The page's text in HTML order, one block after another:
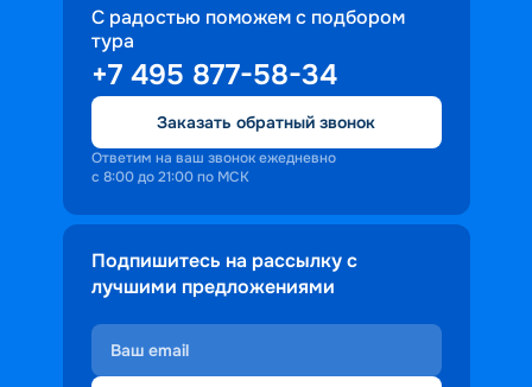
С радостью поможем с подбором
тура
+7 495 877-58-34
Заказать обратный звонок
Ответим на ваш звонок ежедневно
с 8:00 до 21:00 по МСК
Подпишитесь на рассылку с
лучшими предложениями